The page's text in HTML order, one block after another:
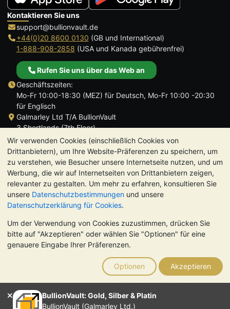
Wir verwenden Cookies (einschließlich Cookies von
Drittanbietern), um Ihre Website-Präferenzen zu speichern, um
zu verstehen, wie Besucher unsere Internetseite nutzen, und um
Werbung, die wir auf Internetseiten von Drittanbietern zeigen,
relevanter zu gestalten. Um mehr zu erfahren, konsultieren Sie
unsere Datenschutzbestimmungen und unsere
Datenschutzerklärung für Cookies.
Um der Verwendung von Cookies zuzustimmen, drücken Sie
bitte auf "Akzeptieren" oder wählen Sie "Optionen" für eine
genauere Eingabe Ihrer Präferenzen.
Optionen Akzeptieren
BullionVault: Gold, Silber & Platin
BullionVault (Galmarley Ltd.)
Kontaktieren Sie uns
support@bullionvault.de
+44(0)20 8600 0130 (GB und International)
1-888-908-2858 (USA und Kanada gebührenfrei)
Rufen Sie uns über das Web an
Geschäftszeiten:
Mo-Fr 10:00-18:30 (MEZ) für Deutsch, Mo-Fr 10:00 -20:30
für Englisch
Galmarley Ltd T/A BullionVault
3 Shortlands (7th Floor)
Hammersmith
London
W6 8DA
Großbritannien
TrustScore 4.8 | 724 Bewertungen
BITTE BEACHTEN SIE: Der Wert von Edelmetallen kann sowohl
steigen als auch fallen. Historische Trends sind keine Garantie
für zukünftige Preisentwicklungen. Nichts auf den Webseiten
von BullionVault oder in der Kommunikation stellt eine
Anlageberatung dar. Sie sollten sich von einem Fachmann
beraten lassen, um zu sehen, ob der Besitz von Edelmetallen
das Richtige für Sie ist.